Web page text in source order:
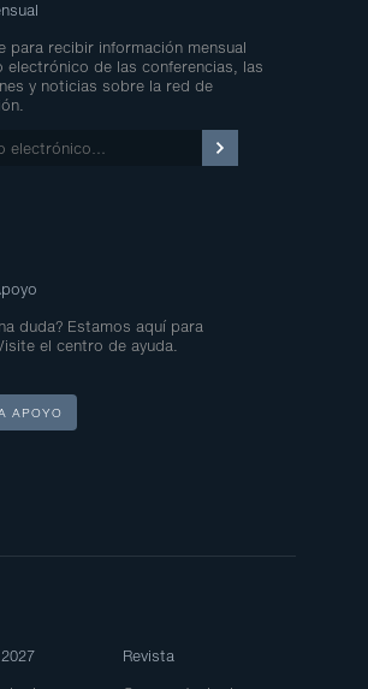
para recibir información mensual
electrónico de las conferencias, las
y noticias sobre la red de
duda? Estamos aquí para
el centro de ayuda.
APOYO
Revista